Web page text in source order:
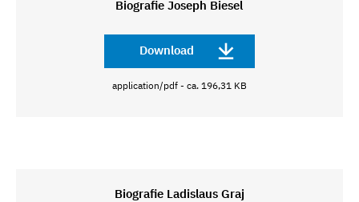
Biografie Joseph Biesel
Download
application/pdf - ca. 196,31 KB
Biografie Ladislaus Graj